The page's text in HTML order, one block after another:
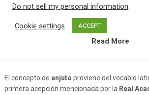
Home E Enjuto
El concepto de enjuto proviene del vocablo
primera acepción mencionada por la Real
Do not sell my personal information.
Cookie settings ACCEPT
Read More